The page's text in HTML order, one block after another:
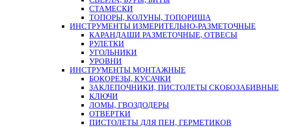
СТАМЕСКИ
ТОПОРЫ, КОЛУНЫ, ТОПОРИЩА
ИНСТРУМЕНТЫ ИЗМЕРИТЕЛЬНО-РАЗМЕТОЧНЫЕ
КАРАНДАШИ РАЗМЕТОЧНЫЕ, ОТВЕСЫ
РУЛЕТКИ
УГОЛЬНИКИ
УРОВНИ
ИНСТРУМЕНТЫ МОНТАЖНЫЕ
БОКОРЕЗЫ, КУСАЧКИ
ЗАКЛЕПОЧНИКИ, ПИСТОЛЕТЫ СКОБОЗАБИВНЫЕ
КЛЮЧИ
ЛОМЫ, ГВОЗДОДЕРЫ
ОТВЕРТКИ
ПИСТОЛЕТЫ ДЛЯ ПЕН, ГЕРМЕТИКОВ